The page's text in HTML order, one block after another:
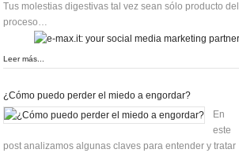
Tus molestias digestivas tal vez sean sólo producto del
proceso…
Leer más...
¿Cómo puedo perder el miedo a engordar?
En
este
post analizamos algunas claves para entender y tratar